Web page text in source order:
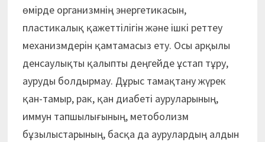
өмірде организмнің энергетикасын,
пластикалық қажеттілігін және ішкі реттеу
механизмдерін қамтамасыз ету. Осы арқылы
денсаулықты қалыпты деңгейде ұстап тұру,
ауруды болдырмау. Дұрыс тамақтану жүрек
қан-тамыр, рак, қан диабеті ауруларының,
иммун тапшылығының, метоболизм
бұзылыстарының, басқа да аурулардың алдын